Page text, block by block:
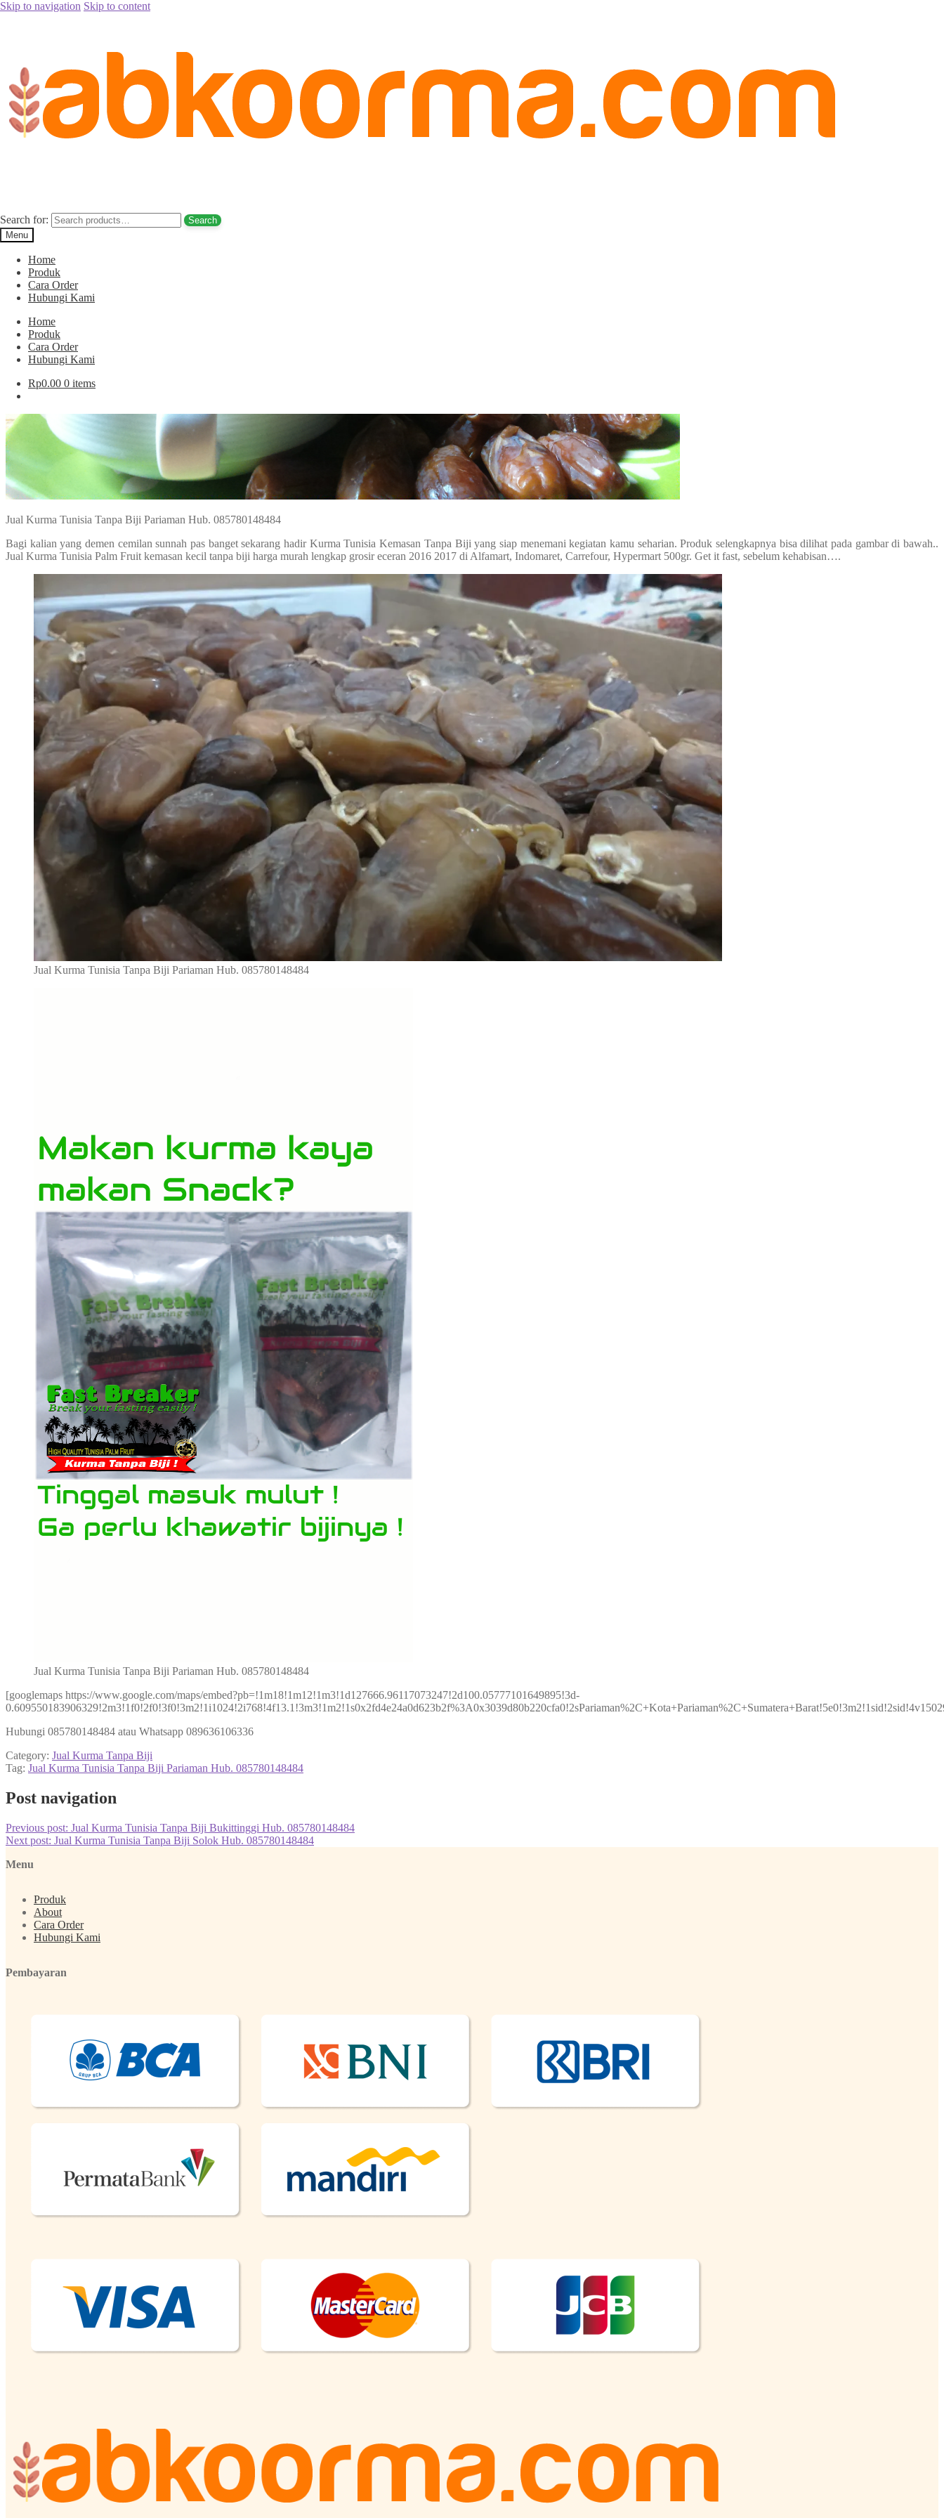
Skip to navigation Skip to content
Search for:
Search
Menu
Home
Produk
Cara Order
Hubungi Kami
Home
Produk
Cara Order
Hubungi Kami
Rp0.00 0 items
Jual Kurma Tanpa Biji
Posted on
August 17, 2017 Rina Rina
Jual Kurma Tunisia Tanpa Biji Pariaman Hub. 085780148484
Jual Kurma Tunisia Tanpa Biji Pariaman Hub. 085780148484
Bagi kalian yang demen cemilan sunnah pas banget sekarang hadir Kurma Tunisia Kemasan Tanpa Biji yang siap menemani kegiatan kamu seharian. Produk selengkapnya bisa dilihat pada gambar di bawah..
Jual Kurma Tunisia Palm Fruit kemasan kecil tanpa biji harga murah lengkap grosir eceran 2016 2017 di Alfamart, Indomaret, Carrefour, Hypermart 500gr. Get it fast, sebelum kehabisan….
Jual Kurma Tunisia Tanpa Biji Pariaman Hub. 085780148484
Jual Kurma Tunisia Tanpa Biji Pariaman Hub. 085780148484
[googlemaps https://www.google.com/maps/embed?pb=!1m18!1m12!1m3!1d127666.96117073247!2d100.05777101649895!3d-
Hubungi 085780148484 atau Whatsapp 089636106336
Category: Jual Kurma Tanpa Biji
Tag: Jual Kurma Tunisia Tanpa Biji Pariaman Hub. 085780148484
Post navigation
Previous post: Jual Kurma Tunisia Tanpa Biji Bukittinggi Hub. 085780148484
Next post: Jual Kurma Tunisia Tanpa Biji Solok Hub. 085780148484
Menu
Produk
About
Cara Order
Hubungi Kami
Pembayaran